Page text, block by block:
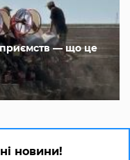
— що це
новини!